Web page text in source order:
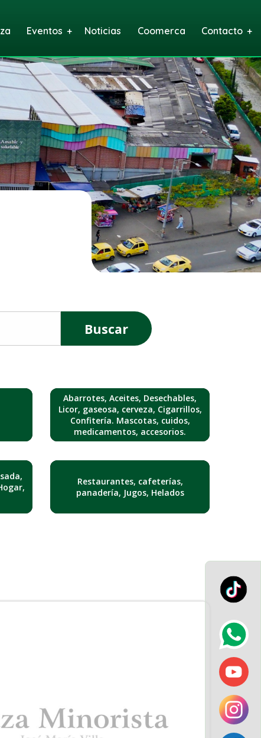
Eventos Noticias Coomerca Contacto
Buscar
Abarrotes, Aceites, Desechables,
Licor, gaseosa, cerveza, Cigarrillos,
Confitería. Mascotas, cuidos,
medicamentos, accesorios.
Restaurantes, cafeterías,
panadería, Jugos, Helados